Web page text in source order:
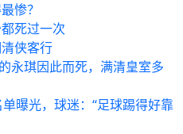
惨？
死过一次
侠客行
永琪因此而死，满清皇室多
曝光，球迷：“足球踢得好靠